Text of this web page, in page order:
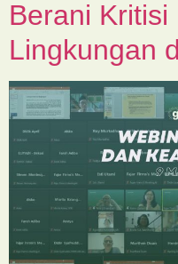
Berani Kritisi
Lingkungan